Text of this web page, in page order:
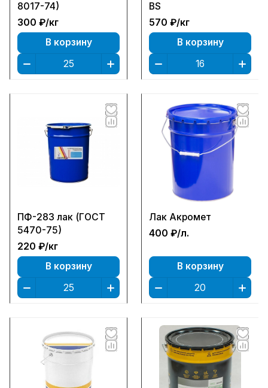
8017-74)
300 ₽/кг
В корзину
BS
570 ₽/кг
В корзину
ПФ-283 лак (ГОСТ
5470-75)
220 ₽/кг
В корзину
Лак Акромет
400 ₽/л.
В корзину